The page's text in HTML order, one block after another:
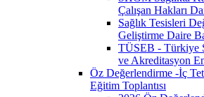
Çalışan Hakları
Sağlık Tesisleri
Geliştirme Daire
TÜSEB - Türkiye
ve Akreditasyon
Öz Değerlendirme -İç
Eğitim Toplantısı